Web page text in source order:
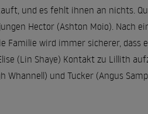
und es fehlt ihnen an nichts.
Hector (Ashton Moio). Nach
Familie wird immer sicherer, dass
(Lin Shaye) Kontakt zu Lillith
Whannell) und Tucker (Angus